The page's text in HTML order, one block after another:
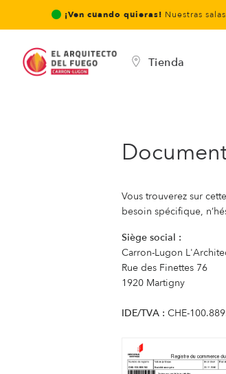
¡Ven cuando quieras! Nuestras
Tienda
Vous trouverez sur
besoin spécifique,
Siège social :
Carron-Lugon
Rue des Finettes 76
1920 Martigny
IDE/TVA : CHE-